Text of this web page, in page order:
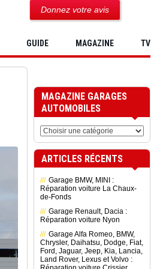
GUIDE MAGAZINE TV
Donnez votre avis
MAGAZINE GARAGES
AUTOMOBILES
ARTICLES RÉCENTS
Garage BMW, MINI :
Réparation voiture La Chaux-
de-Fonds
Garage Renault, Dacia :
Réparation voiture Nyon
Garage Alfa Romeo, BMW,
Chrysler, Daihatsu, Dodge, Fiat,
Ford, Jaguar, Jeep, Kia, Lancia,
Land Rover, Lexus et Volvo :